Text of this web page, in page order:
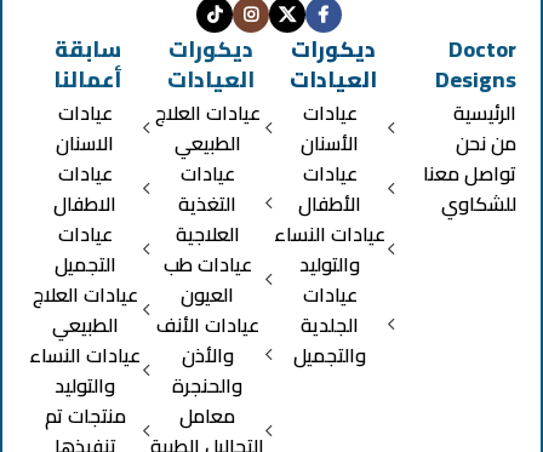
Doctor
Designs
الرئيسية
من نحن
تواصل معنا
للشكاوي
ديكورات
العيادات
عيادات
الأسنان
عيادات
الأطفال
عيادات النساء
والتوليد
عيادات
الجلدية
والتجميل
ديكورات
العيادات
عيادات العلاج
الطبيعي
عيادات
التغذية
العلاجية
عيادات طب
العيون
عيادات الأنف
والأذن
والحنجرة
معامل
سابقة
أعمالنا
عيادات
الاسنان
عيادات
الاطفال
عيادات
التجميل
عيادات العلاج
الطبيعي
عيادات النساء
والتوليد
منتجات تم